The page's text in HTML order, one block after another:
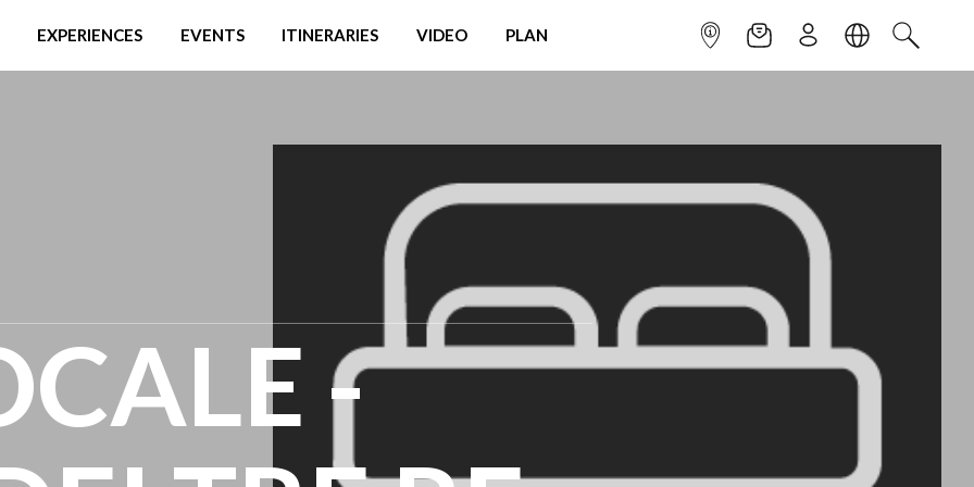
EXPERIENCES EVENTS ITINERARIES VIDEO PLAN INFOPOINTNEWSLETTER
SIGN UPLANGUAGE
SEARCH
-